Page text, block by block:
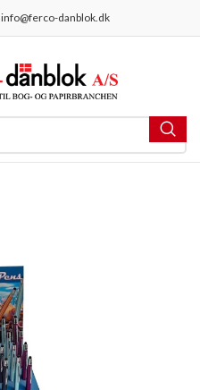
info@ferco-danblok.dk